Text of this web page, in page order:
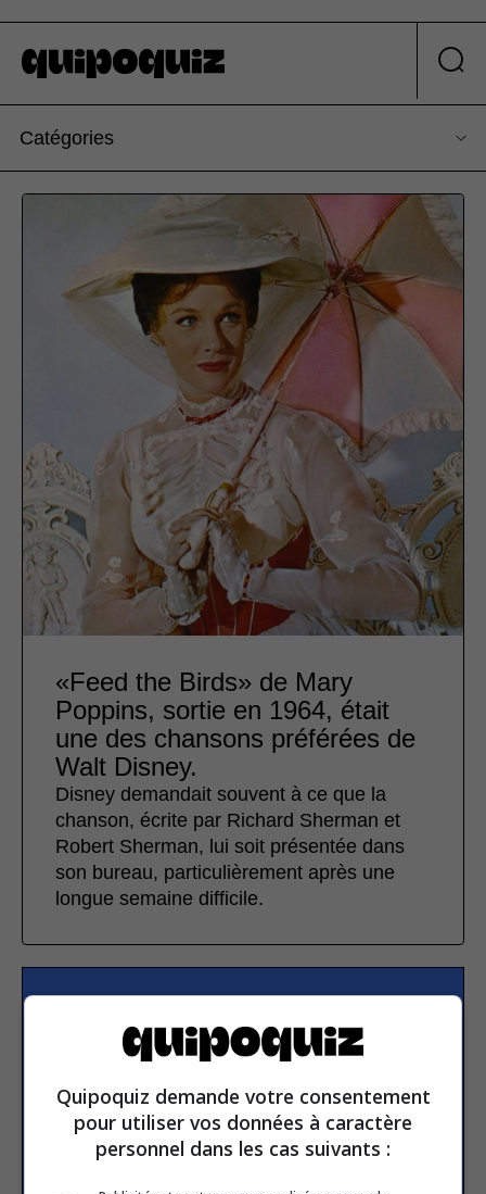
Catégories
«Feed the Birds» de Mary
Poppins, sortie en 1964, était
une des chansons préférées de
Walt Disney.
Disney demandait souvent à ce que la
chanson, écrite par Richard Sherman et
Robert Sherman, lui soit présentée dans
son bureau, particulièrement après une
longue semaine difficile.
E-mail
Quipoquiz demande votre consentement
pour utiliser vos données à caractère
personnel dans les cas suivants :